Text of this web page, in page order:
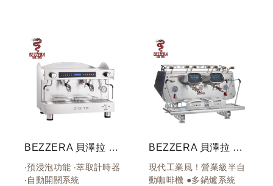
BEZZERA 貝澤拉 DIGITA DE 雙孔營業機 白 220V
‧預浸泡功能 ‧萃取計時器
‧自動開關系統
BEZZERA 貝澤拉 VICTORIA DE 雙孔營業機 黑 220V
現代工業風！營業級半自
動咖啡機 ●多鍋爐系統